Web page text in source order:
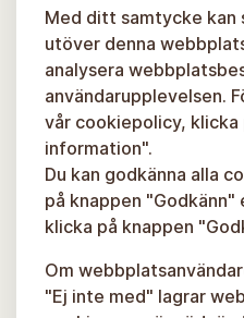
Med ditt samtycke
utöver denna
analysera
användarupplevelsen.
vår cookiepolicy, klicka
information".
Du kan godkänna alla
på knappen
klicka på knappen
Om
"Ej inte med" lagrar